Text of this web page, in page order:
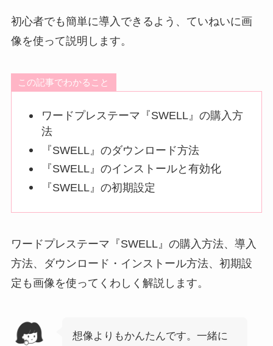
初心者でも簡単に導入できるよう、ていねいに画
像を使って説明します。
この記事でわかること
ワードプレステーマ『SWELL』の購入方
法
『SWELL』のダウンロード方法
『SWELL』のインストールと有効化
『SWELL』の初期設定
ワードプレステーマ『SWELL』の購入方法、導入
方法、ダウンロード・インストール方法、初期設
定も画像を使ってくわしく解説します。
想像よりもかんたんです。一緒に